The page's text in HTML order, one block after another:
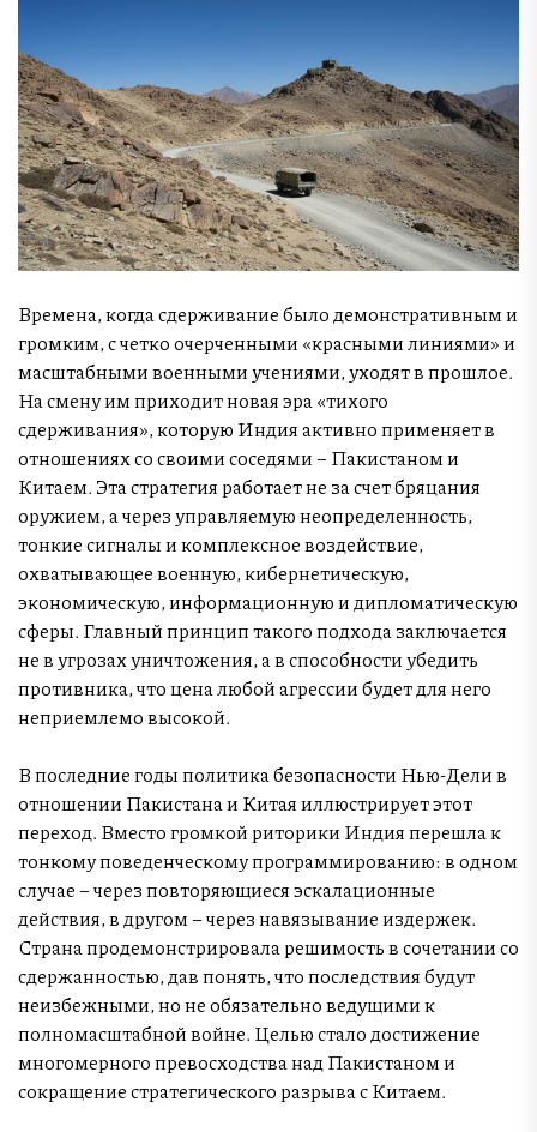
Времена, когда сдерживание было демонстративным и
громким, с четко очерченными «красными линиями» и
масштабными военными учениями, уходят в прошлое.
На смену им приходит новая эра «тихого
сдерживания», которую Индия активно применяет в
отношениях со своими соседями – Пакистаном и
Китаем. Эта стратегия работает не за счет бряцания
оружием, а через управляемую неопределенность,
тонкие сигналы и комплексное воздействие,
охватывающее военную, кибернетическую,
экономическую, информационную и дипломатическую
сферы. Главный принцип такого подхода заключается
не в угрозах уничтожения, а в способности убедить
противника, что цена любой агрессии будет для него
неприемлемо высокой.
В последние годы политика безопасности Нью-Дели в
отношении Пакистана и Китая иллюстрирует этот
переход. Вместо громкой риторики Индия перешла к
тонкому поведенческому программированию: в одном
случае – через повторяющиеся эскалационные
действия, в другом – через навязывание издержек.
Страна продемонстрировала решимость в сочетании со
сдержанностью, дав понять, что последствия будут
неизбежными, но не обязательно ведущими к
полномасштабной войне. Целью стало достижение
многомерного превосходства над Пакистаном и
сокращение стратегического разрыва с Китаем.